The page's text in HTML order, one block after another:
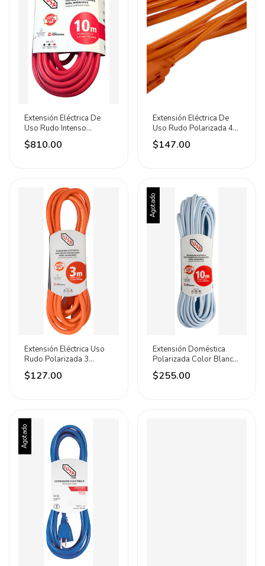
Extensión Eléctrica De
Uso Rudo Intenso
Aterrizada 10m Iusa Rojo
$810.00
Extensión Eléctrica De
Uso Rudo Polarizada 4
Metros Iusa Naranja
$147.00
Extensión Eléctrica Uso
Rudo Polarizada 3
Metros Iusa
$127.00
Agotado
Extensión Doméstica
Polarizada Color Blanco
10 Metros Iusa
$255.00
Agotado